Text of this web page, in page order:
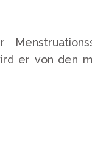
er von den